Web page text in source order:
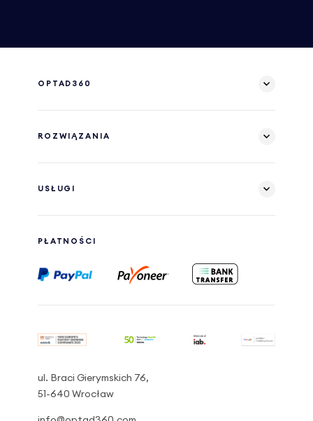
OPTAD360
ROZWIĄZANIA
USŁUGI
PŁATNOŚCI
ul. Braci Gierymskich 76,
51-640 Wrocław